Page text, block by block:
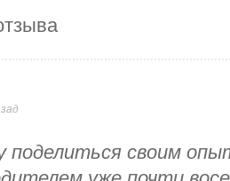
поделиться своим